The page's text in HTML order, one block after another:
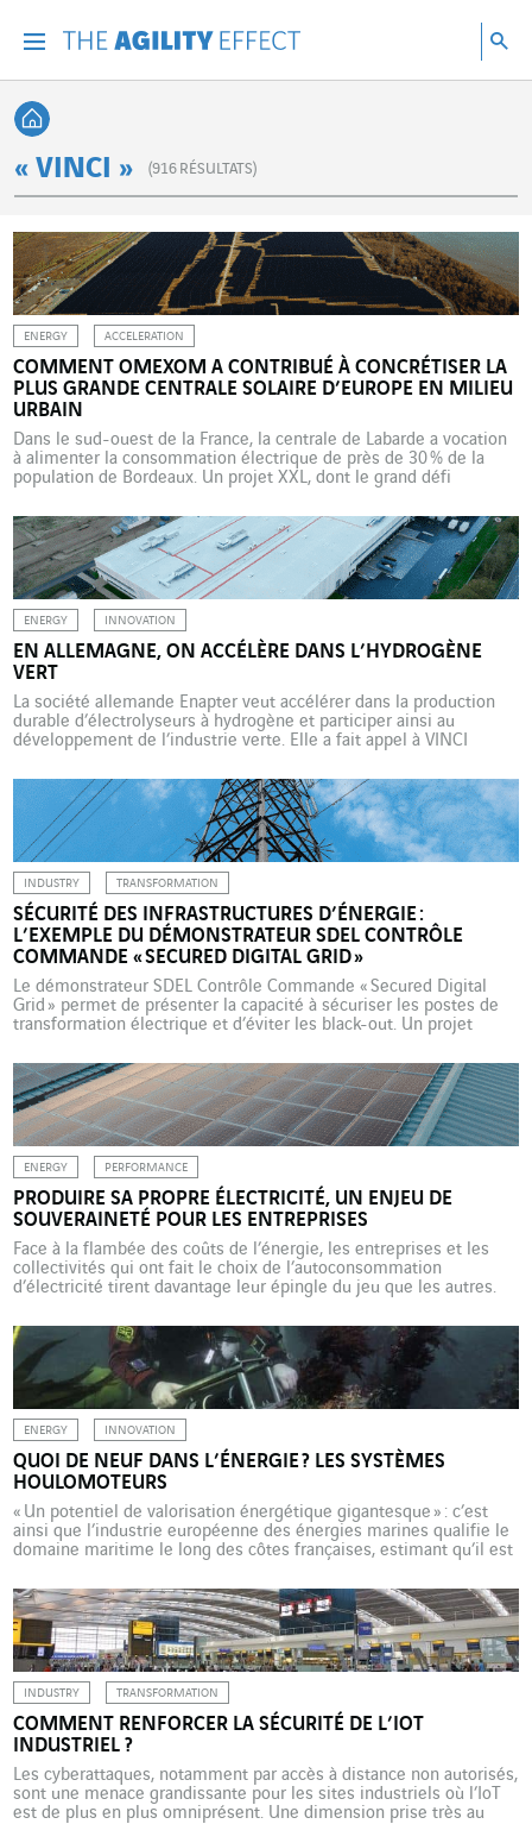
Retour à l'accueil
« VINCI » (916 RÉSULTATS)
ENERGY ACCELERATION
COMMENT OMEXOM A CONTRIBUÉ À CONCRÉTISER LA
PLUS GRANDE CENTRALE SOLAIRE D’EUROPE EN MILIEU
URBAIN
Dans le sud-ouest de la France, la centrale de Labarde a vocation
à alimenter la consommation électrique de près de 30 % de la
population de Bordeaux. Un projet XXL, dont le grand défi
C’est le plus grand parc photovoltaïque en milieu urbain d’Europe.
Inaugurée […]
ENERGY INNOVATION
EN ALLEMAGNE, ON ACCÉLÈRE DANS L’HYDROGÈNE
VERT
La société allemande Enapter veut accélérer dans la production
durable d’électrolyseurs à hydrogène et participer ainsi au
développement de l’industrie verte. Elle a fait appel à VINCI
électrique nécessaire à ce projet. L’industrie verte n’est pas
qu’une vue de l’esprit. Certaines entreprises s’emploient à en
faire une réalité. […]
INDUSTRY TRANSFORMATION
SÉCURITÉ DES INFRASTRUCTURES D’ÉNERGIE :
L’EXEMPLE DU DÉMONSTRATEUR SDEL CONTRÔLE
COMMANDE « SECURED DIGITAL GRID »
Le démonstrateur SDEL Contrôle Commande « Secured Digital
Grid » permet de présenter la capacité à sécuriser les postes de
transformation électrique et d’éviter les black-out. Un projet
Contrôle Commande (SDEL CC), basée à Nantes, se lance dans la
conception d’un démonstrateur. L’entreprise du réseau Omexom
(VINCI […]
ENERGY PERFORMANCE
PRODUIRE SA PROPRE ÉLECTRICITÉ, UN ENJEU DE
SOUVERAINETÉ POUR LES ENTREPRISES
Face à la flambée des coûts de l’énergie, les entreprises et les
collectivités qui ont fait le choix de l’autoconsommation
d’électricité tirent davantage leur épingle du jeu que les autres.
retrouvent en première ligne face à la crise énergétique. Elles
subissent en effet de plein fouet […]
ENERGY INNOVATION
QUOI DE NEUF DANS L’ÉNERGIE ? LES SYSTÈMES
HOULOMOTEURS
« Un potentiel de valorisation énergétique gigantesque » : c’est
ainsi que l’industrie européenne des énergies marines qualifie le
domaine maritime le long des côtes françaises, estimant qu’il est
l’énergie des vagues et des courants marins d’une capacité totale
de 100 GW, susceptible de répondre à 10 % des besoins
électriques […]
INDUSTRY TRANSFORMATION
COMMENT RENFORCER LA SÉCURITÉ DE L’IOT
INDUSTRIEL ?
Les cyberattaques, notamment par accès à distance non autorisés,
sont une menace grandissante pour les sites industriels où l’IoT
est de plus en plus omniprésent. Une dimension prise très au